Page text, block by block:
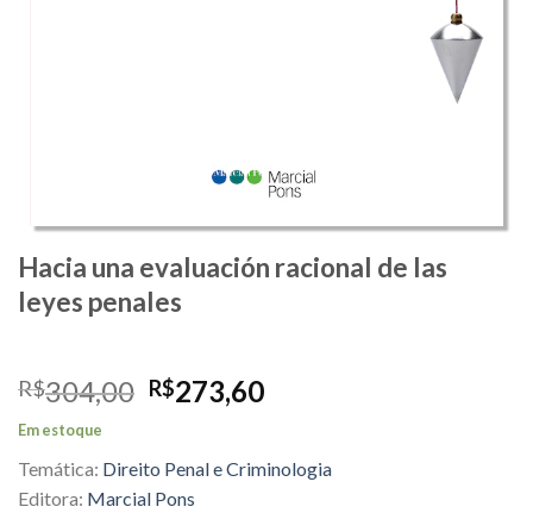
Hacia una evaluación racional de las
leyes penales
R$304,00 O
era:
R$304,00.
R$273,60O
é:
Em estoque
Temática: Direito Penal e Criminologia
Editora: Marcial Pons